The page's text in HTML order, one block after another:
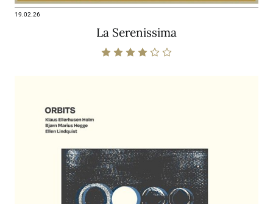
19.02.26
La Serenissima